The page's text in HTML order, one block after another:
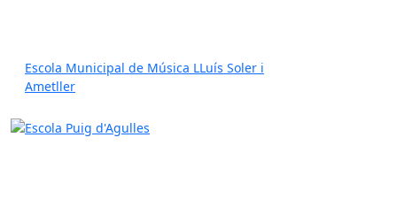
Escola Municipal de Música LLuís Soler i
Ametller